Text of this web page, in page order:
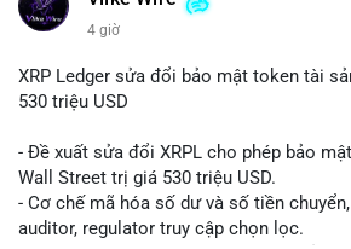
4 giờ
XRP Ledger sửa đổi bảo mật token tài
530 triệu USD
- Đề xuất sửa đổi XRPL cho phép bảo
Wall Street trị giá 530 triệu USD.
- Cơ chế mã hóa số dư và số tiền
auditor, regulator truy cập chọn lọc.